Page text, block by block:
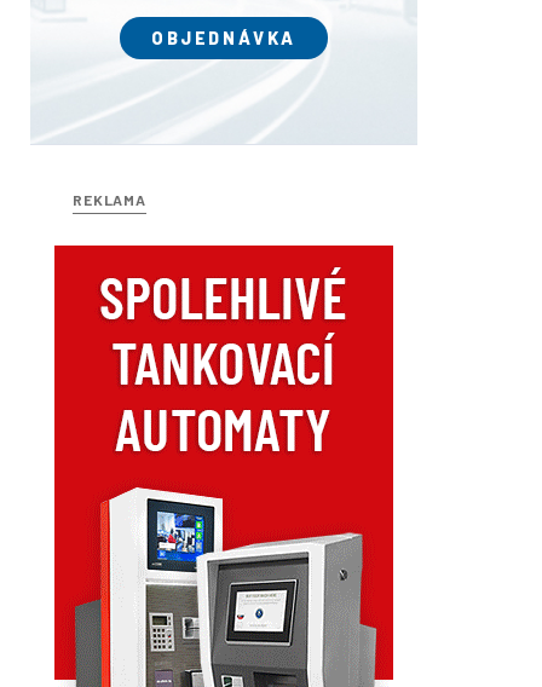
OBJEDNÁVKA
REKLAMA